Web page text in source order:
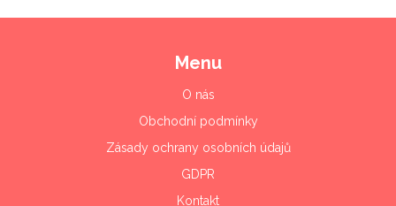
Menu
O nás
Obchodní podmínky
Zásady ochrany osobních údajů
GDPR
Kontakt